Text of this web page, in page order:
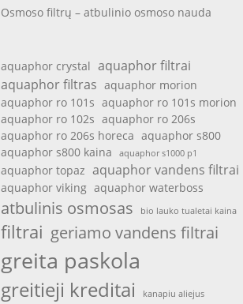
Osmoso filtrų – atbulinio osmoso nauda
aquaphor crystal aquaphor filtrai
aquaphor filtras aquaphor morion
aquaphor ro 101s aquaphor ro 101s morion
aquaphor ro 102s aquaphor ro 206s
aquaphor ro 206s horeca aquaphor s800
aquaphor s800 kaina
aquaphor s1000 p1
aquaphor topaz aquaphor vandens filtrai
aquaphor viking aquaphor waterboss
atbulinis osmosas bio lauko tualetai kaina
filtrai geriamo vandens filtrai
greita paskola
greitieji kreditai kanapiu aliejus